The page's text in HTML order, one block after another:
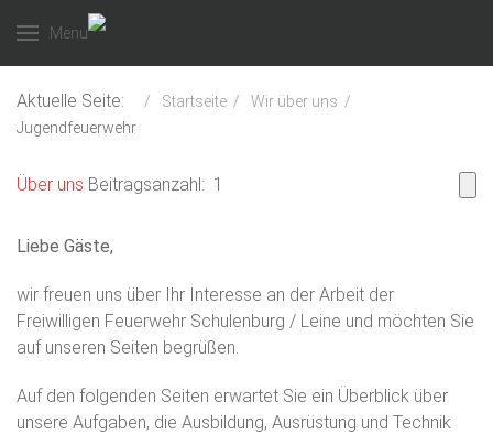
Menu
Aktuelle Seite: Startseite
Wir über uns
Jugendfeuerwehr
Über uns Beitragsanzahl: 1
Liebe Gäste,
wir freuen uns über Ihr Interesse an der Arbeit der
Freiwilligen Feuerwehr Schulenburg / Leine und möchten Sie
auf unseren Seiten begrüßen.
Auf den folgenden Seiten erwartet Sie ein Überblick über
unsere Aufgaben, die Ausbildung, Ausrüstung und Technik